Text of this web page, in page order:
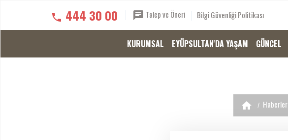
444 30 00 Talep ve Öneri Bilgi Güvenliği Politikası
KURUMSAL EYÜPSULTAN'DA YAŞAM GÜNCEL
Haberler